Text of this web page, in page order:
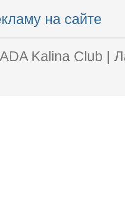
на сайте
Kalina Club |